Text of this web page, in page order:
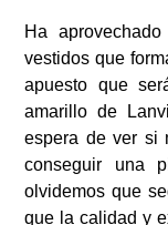
Ha
vestidos que
apuesto que
amarillo de
espera de ver si
conseguir una
olvidemos que
que la calidad y